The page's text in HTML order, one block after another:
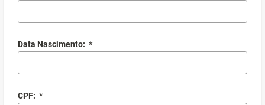
Data Nascimento: *
CPF: *